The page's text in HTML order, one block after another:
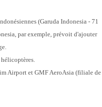
(Garuda Indonesia - 71
par exemple, prévoit d'ajouter
Airport et GMF AeroAsia (filiale de